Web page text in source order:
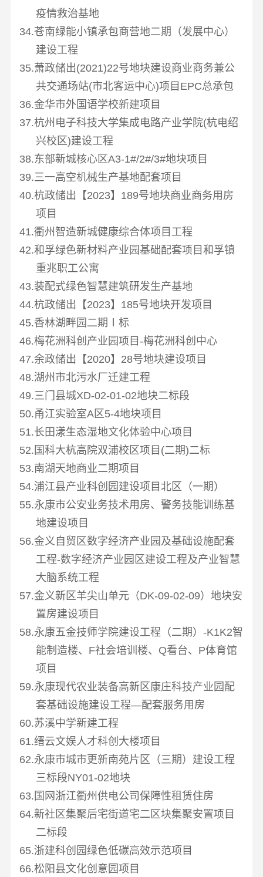
疫情救治基地
34.苍南绿能小镇承包商营地二期（发展中心）
建设工程
35.萧政储出(2021)22号地块建设商业商务兼公
共交通场站(市北客运中心)项目 EPC总承包
36.金华市外国语学校新建项目
37.杭州电子科技大学集成电路产业学院(杭电绍
兴校区)建设工程
38.东部新城核心区A3-1#/2#/3#地块项目
39.三一高空机械生产基地配套项目
40.杭政储出【2023】 189号地块商业商务用房
项目
41.衢州智造新城健康综合体项目工程
42.和孚绿色新材料产业园基础配套项目和孚镇
重兆职工公寓
43.装配式绿色智慧建筑研发生产基地
44.杭政储出【2023】 185号地块开发项目
45.香林湖畔园二期Ⅰ标
46.梅花洲科创产业园项目 -梅花洲科创中心
47.余政储出【2020】 28号地块建设项目
48.湖州市北污水厂迁建工程
49.三门县城XD-02-01-02地块二标段
50.甬江实验室A区5-4地块项目
51.长田漾生态湿地文化体验中心项目
52.国科大杭高院双浦校区项目 (二期)二标
53.南湖天地商业二期项目
54.浦江县产业科创园建设项目北区（一期）
55.永康市公安业务技术用房、警务技能训练基
地建设项目
56.金义自贸区数字经济产业园及基础设施配套
工程-数字经济产业园区建设工程及产业智慧
大脑系统工程
57.金义新区羊尖山单元（DK-09-02-09）地块安
置房建设项目
58.永康五金技师学院建设工程（二期） -K1K2智
能制造楼、 F社会培训楼、 Q看台、 P体育馆
项目
59.永康现代农业装备高新区康庄科技产业园配
套基础设施建设工程—配套服务用房
60.苏溪中学新建工程
61.缙云文娱人才科创大楼项目
62.永康市城市更新南苑片区（三期）建设工程
三标段NY01-02地块
63.国网浙江衢州供电公司保障性租赁住房
64.新社区集聚后宅街道宅二区块集聚安置项目
二标段
65.浙建科创园绿色低碳高效示范项目
66.松阳县文化创意园项目